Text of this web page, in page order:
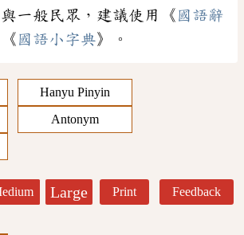
一般民眾，建議使用《 國語辭
國語小字典》。
Hanyu Pinyin
Antonym
Large Print Feedback